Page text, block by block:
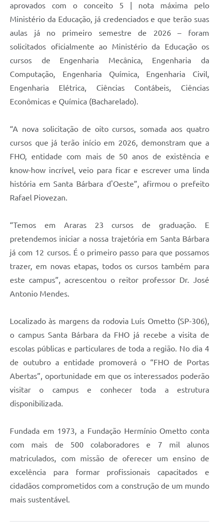
Links
Enquete
Jornal
Agenda
Contato
Plano Municipal de Segurança Pública
aprovados com o conceito 5 | nota máxima pelo
Ministério da Educação, já credenciados e que terão suas
aulas já no primeiro semestre de 2026 – foram
solicitados oficialmente ao Ministério da Educação os
cursos de Engenharia Mecânica, Engenharia da
Computação, Engenharia Química, Engenharia Civil,
Engenharia Elétrica, Ciências Contábeis, Ciências
Econômicas e Química (Bacharelado).
“A nova solicitação de oito cursos, somada aos quatro
cursos que já terão início em 2026, demonstram que a
FHO, entidade com mais de 50 anos de existência e
know-how incrível, veio para ficar e escrever uma linda
história em Santa Bárbara d'Oeste”, afirmou o prefeito
Rafael Piovezan.
“Temos em Araras 23 cursos de graduação. E
pretendemos iniciar a nossa trajetória em Santa Bárbara
já com 12 cursos. É o primeiro passo para que possamos
trazer, em novas etapas, todos os cursos também para
este campus”, acrescentou o reitor professor Dr. José
Antonio Mendes.
Localizado às margens da rodovia Luís Ometto (SP-306),
o campus Santa Bárbara da FHO já recebe a visita de
escolas públicas e particulares de toda a região. No dia 4
de outubro a entidade promoverá o “FHO de Portas
Abertas”, oportunidade em que os interessados poderão
visitar o campus e conhecer toda a estrutura
disponibilizada.
Fundada em 1973, a Fundação Hermínio Ometto conta
com mais de 500 colaboradores e 7 mil alunos
matriculados, com missão de oferecer um ensino de
excelência para formar profissionais capacitados e
cidadãos comprometidos com a construção de um mundo
mais sustentável.